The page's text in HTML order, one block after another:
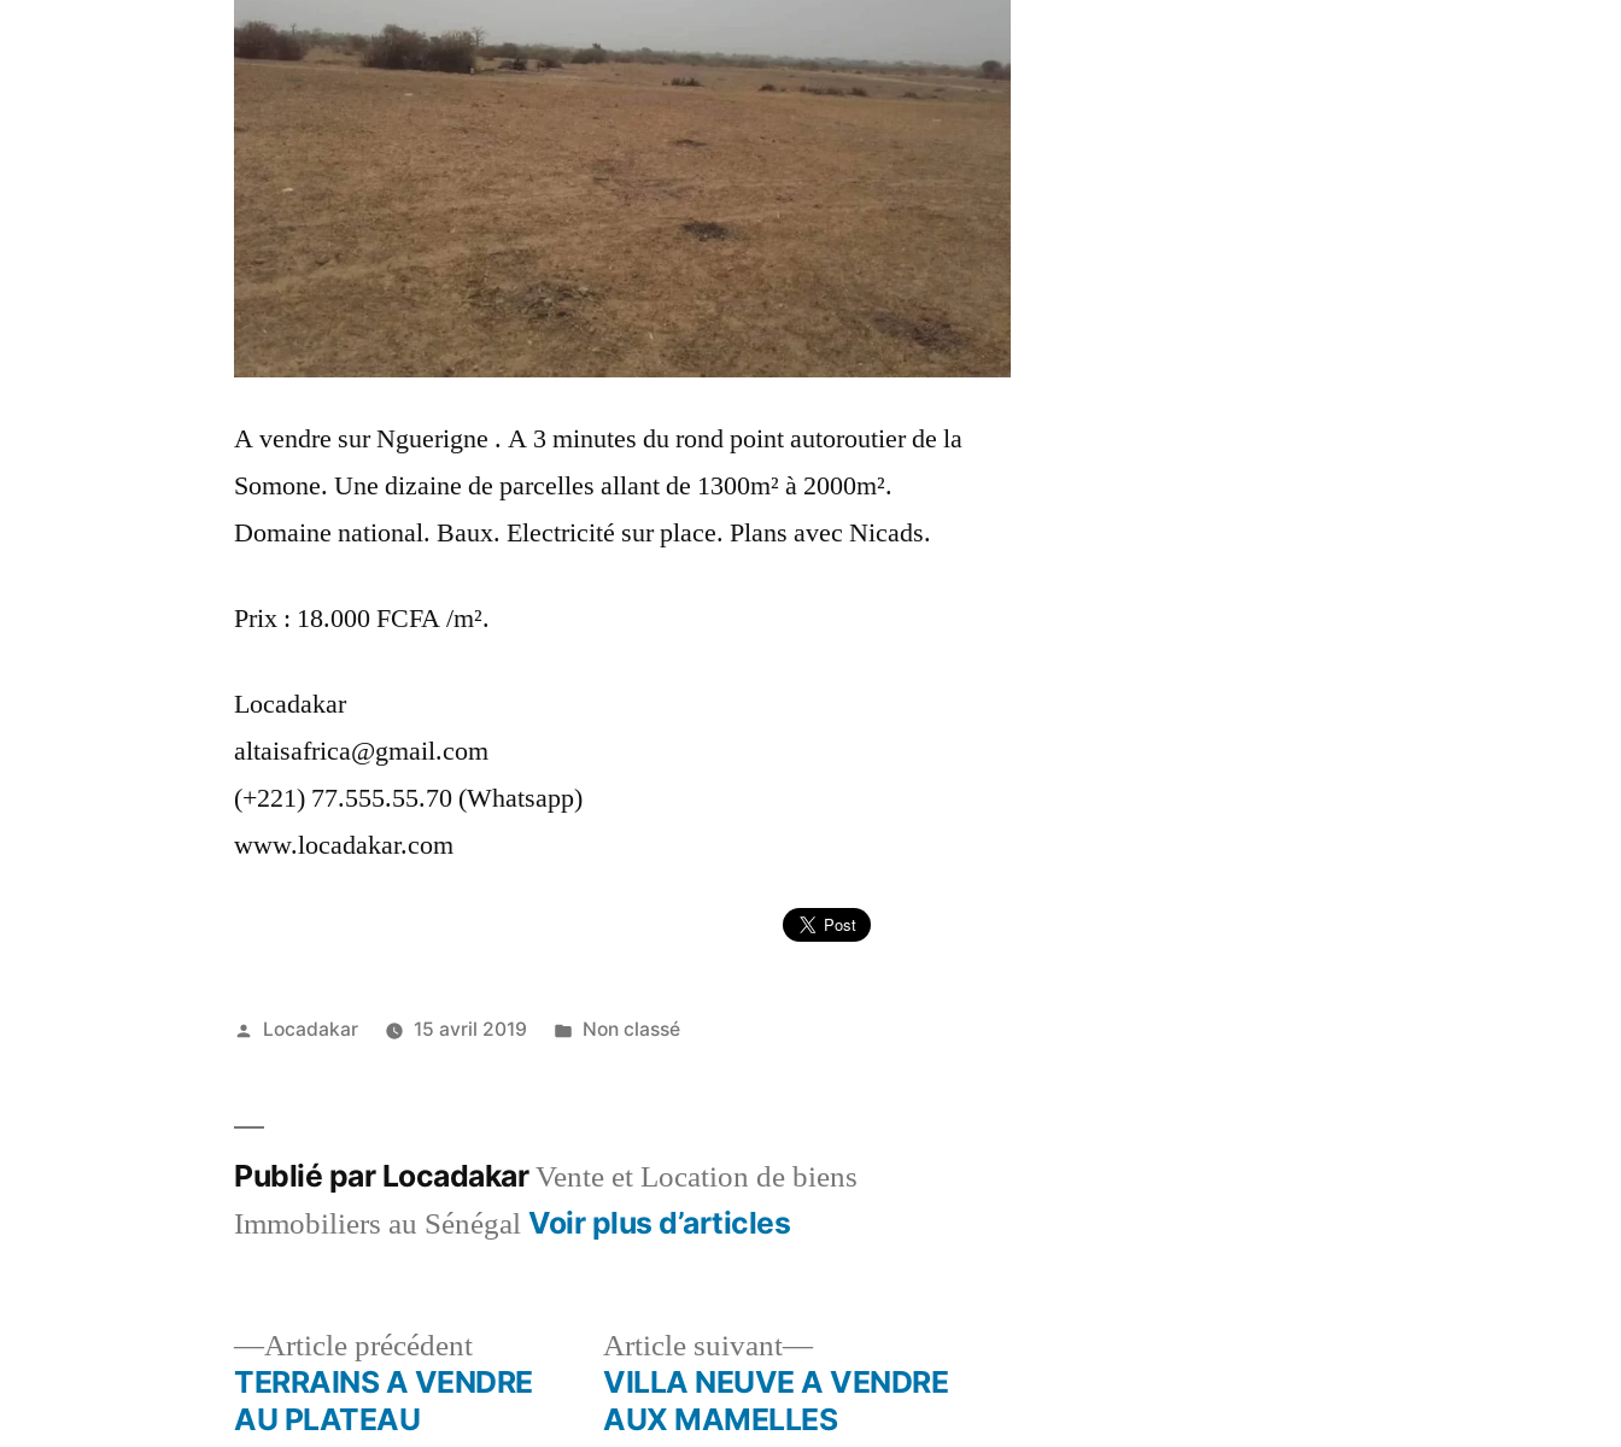
A vendre sur Nguerigne . A 3 minutes du rond point autoroutier de la
Somone. Une dizaine de parcelles allant de 1300m² à 2000m².
Domaine national. Baux. Electricité sur place. Plans avec Nicads.
Prix : 18.000 FCFA /m².
Locadakar
altaisafrica@gmail.com
(+221) 77.555.55.70 (Whatsapp)
www.locadakar.com
Publié
Locadakar 15 avril 2019
Publié
Non classé
Publié par LocadakarVente et Location de biens
Immobiliers au SénégalVoir plus d’articles
Navigation
Article précédentArticle
précédent :
TERRAINS A VENDRE
AU PLATEAU
Article suivant
Article
suivant :
VILLA NEUVE A VENDRE
AUX MAMELLES